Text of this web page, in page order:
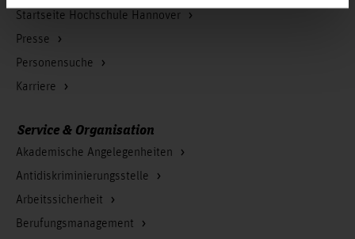
Startseite Hochschule Hannover
Presse
Personensuche
Karriere
Service & Organisation
Akademische Angelegenheiten
Antidiskriminierungsstelle
Arbeitssicherheit
Berufungsmanagement